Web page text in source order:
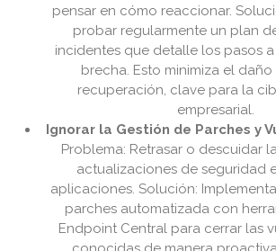
pensar en cómo reaccionar.
probar regularmente un plan
incidentes que detalle los pasos
brecha. Esto minimiza el
recuperación, clave para la
empresarial.
Ignorar la Gestión de Parches y
Problema: Retrasar o descuidar
actualizaciones de seguridad
aplicaciones. Solución:
parches automatizada con
Endpoint Central para cerrar las